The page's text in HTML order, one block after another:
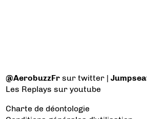
@AerobuzzFr sur twitter |
Les Replays sur youtube
Charte de déontologie